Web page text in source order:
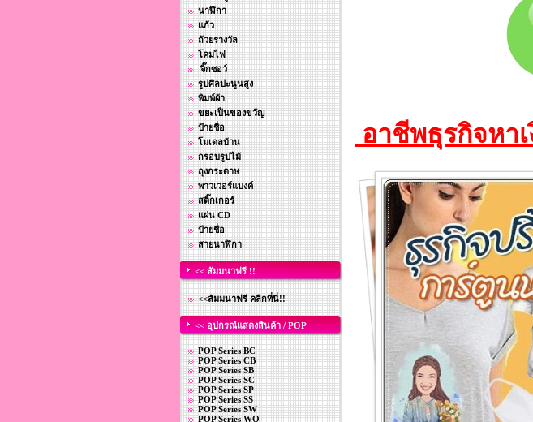
นาฬิกา
แก้ว
ถ้วยรางวัล
โคมไฟ
จิ๊กซอว์
รูปศิลปะนูนสูง
พิมพ์ผ้า
ขยะเป็นของขวัญ
ป้ายชื่อ
โมเดลบ้าน
กรอบรูปไม้
ถุงกระดาษ
พาวเวอร์แบงค์
สติ๊กเกอร์
แผ่น CD
ป้ายชื่อ
สายนาฬิกา
<< สัมมนาฟรี !!
<<สัมมนาฟรี คลิกที่นี่!!
<< อุปกรณ์แสดงสินค้า / POP
POP Series BC
POP Series CB
POP Series SB
POP Series SC
POP Series SP
POP Series SS
POP Series SW
POP Series WO
อาชีพธุรกิจหาเ